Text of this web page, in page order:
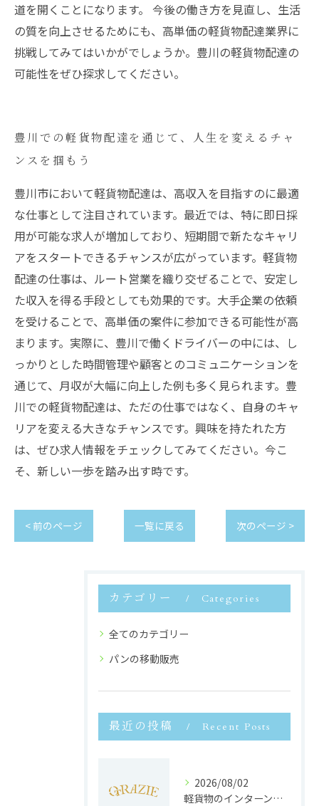
道を開くことになります。 今後の働き方を見直し、生活
の質を向上させるためにも、高単価の軽貨物配達業界に
挑戦してみてはいかがでしょうか。豊川の軽貨物配達の
可能性をぜひ探求してください。
豊川での軽貨物配達を通じて、人生を変えるチャ
ンスを掴もう
豊川市において軽貨物配達は、高収入を目指すのに最適
な仕事として注目されています。最近では、特に即日採
用が可能な求人が増加しており、短期間で新たなキャリ
アをスタートできるチャンスが広がっています。軽貨物
配達の仕事は、ルート営業を織り交ぜることで、安定し
た収入を得る手段としても効果的です。大手企業の依頼
を受けることで、高単価の案件に参加できる可能性が高
まります。実際に、豊川で働くドライバーの中には、し
っかりとした時間管理や顧客とのコミュニケーションを
通じて、月収が大幅に向上した例も多く見られます。豊
川での軽貨物配達は、ただの仕事ではなく、自身のキャ
リアを変える大きなチャンスです。興味を持たれた方
は、ぜひ求人情報をチェックしてみてください。今こ
そ、新しい一歩を踏み出す時です。
< 前のページ 一覧に戻る 次のページ >
カテゴリー Categories
全てのカテゴリー
パンの移動販売
最近の投稿 Recent Posts
2026/08/02
軽貨物のインターンで静岡県浜松市で未経験から収入安定と働きやすさを両立するポイント